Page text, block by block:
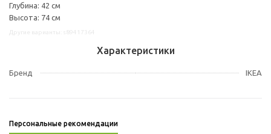
Глубина: 42 см
Высота: 74 см
Характеристики
Бренд IKEA
Персональные рекомендации